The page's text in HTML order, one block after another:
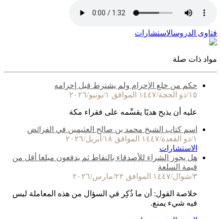
فتاوى الدروسالاستشارات
مواد ذات صلة
حكم من خلع الإحرام ولم يشترط قبل إحرامه
١٥/ذو الحجة/١٤٤٧ الموافق ١/يونيو/٢٠٢٦
عليه أن يذبح هديًا يقسِّمه على فقراء مكة
اسم كتاب الشيخ محمد بن صالح العثيمين في الفرائض
١/ذو القعدة/١٤٤٧ الموافق ١٨/أبريل/٢٠٢٦
الاستشارات
هل يجوز الشراء للأصدقاء بالنقاط ثم يدفعون مبلغا أقل من
قيمة السلعة
٣/شوال/١٤٤٧ الموافق ٢٢/مارس/٢٠٢٦
خلاصة القول: أن ما ذُكِر في السؤال من هذه المعاملة ليس
فيه شيء يمنع.